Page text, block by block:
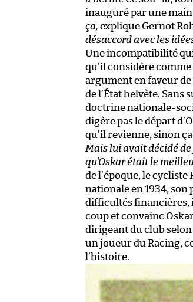
inauguré par une
ça, explique Gernot
désaccord avec les
Une incompatibilité qui
qu’il considère comme
argument en faveur
de l’État helvète. Sans
doctrine nationale-
digère pas le départ
qu’il revienne, sinon
Mais lui avait décidé
qu’Oskar était le
de l’époque, le
nationale en 1934, son
difficultés financières,
coup et convainc
dirigeant du club selon
un joueur du Racing,
l’histoire.